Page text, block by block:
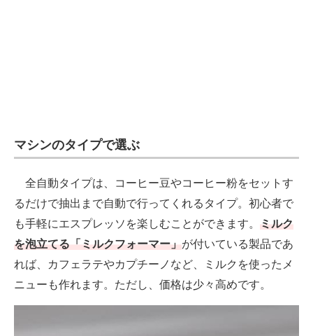
マシンのタイプで選ぶ
全自動タイプは、コーヒー豆やコーヒー粉をセットす
るだけで抽出まで自動で行ってくれるタイプ。初心者で
も手軽にエスプレッソを楽しむことができます。 ミルク
を泡立てる「ミルクフォーマー」が付いている製品であ
れば、カフェラテやカプチーノなど、ミルクを使ったメ
ニューも作れます。ただし、価格は少々高めです。